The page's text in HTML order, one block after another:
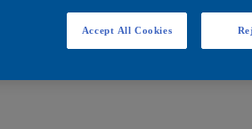
Accept All Cookies